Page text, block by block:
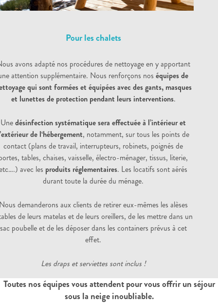
Pour les chalets
avons adapté nos procédures de nettoyage en y apportant
attention supplémentaire. Nous renforçons nos équipes de
qui sont formées et équipées avec des gants, masques
et lunettes de protection pendant leurs interventions.
Unedésinfection systématique sera effectuée à l’intérieur et
de l‘hébergement, notamment, sur tous les points de
contact (plans de travail, interrupteurs, robinets, poignés de
tables, chaises, vaisselle, électro-ménager, tissus, literie,
avec les produits réglementaires. Les locatifs sont aérés
durant toute la durée du ménage.
demanderons aux clients de retirer eux-mêmes les alèses
de leurs matelas et de leurs oreillers, de les mettre dans un
sac poubelle et de les déposer dans les containers prévus à cet
effet.
Les draps et serviettes sont inclus !
Toutes nos équipes vous attendent pour vous offrir un séjour
sous la neige inoubliable.